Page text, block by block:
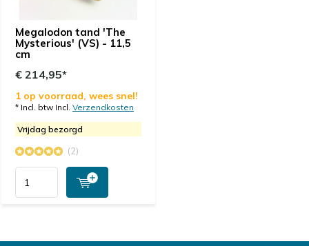
Megalodon tand 'The
Mysterious' (VS) - 11,5
cm
€ 214,95*
1 op voorraad, wees snel!
* Incl. btw Incl. Verzendkosten
Vrijdag bezorgd
(2)